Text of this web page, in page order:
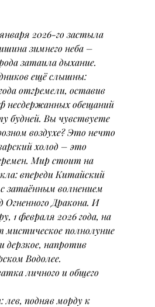
2026-го застыла
зимнего неба –
затаила дыхание.
ещё слышны:
отгремели, оставив
несдержанных обещаний
будней. Вы чувствуете
воздухе? Это нечто
холод – это
Мир стоит на
впереди Китайский
затаённым волнением
Огненного Дракона. И
1 февраля 2026 года, на
мистическое полнолуние
дерзкое, напротив
Водолее.
личного и общего
лев, подняв морду к